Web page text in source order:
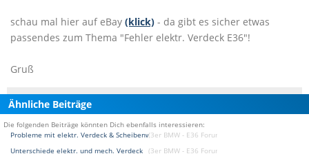
schau mal hier auf eBay (klick) - da gibt es sicher etwas
passendes zum Thema "Fehler elektr. Verdeck E36"!
Gruß
Ähnliche Beiträge
Die folgenden Beiträge könnten Dich ebenfalls interessieren:
Probleme mit elektr. Verdeck & Scheibenwischer(3er BMW - E36 Forum)
Unterschiede elektr. und mech. Verdeck (3er BMW - E36 Forum)